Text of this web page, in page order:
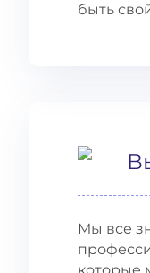
быть
Мы все